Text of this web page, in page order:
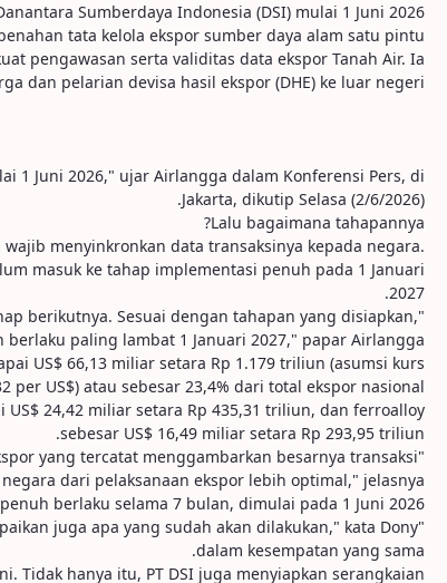
Sumberdaya Indonesia (DSI) mulai 1 Juni 2026.
tata kelola ekspor sumber daya alam satu pintu.
pengawasan serta validitas data ekspor Tanah Air. Ia
dan pelarian devisa hasil ekspor (DHE) ke luar negeri.
1 Juni 2026," ujar Airlangga dalam Konferensi Pers, di
Jakarta, dikutip Selasa (2/6/2026).
Lalu bagaimana tahapannya?
menyinkronkan data transaksinya kepada negara.
masuk ke tahap implementasi penuh pada 1 Januari
2027.
berikutnya. Sesuai dengan tahapan yang disiapkan,
paling lambat 1 Januari 2027," papar Airlangga.
US$ 66,13 miliar setara Rp 1.179 triliun (asumsi kurs
per US$) atau sebesar 23,4% dari total ekspor nasional.
24,42 miliar setara Rp 435,31 triliun, dan ferroalloy
sebesar US$ 16,49 miliar setara Rp 293,95 triliun.
yang tercatat menggambarkan besarnya transaksi
dari pelaksanaan ekspor lebih optimal," jelasnya.
berlaku selama 7 bulan, dimulai pada 1 Juni 2026.
juga apa yang sudah akan dilakukan," kata Dony
dalam kesempatan yang sama.
Tidak hanya itu, PT DSI juga menyiapkan serangkaian